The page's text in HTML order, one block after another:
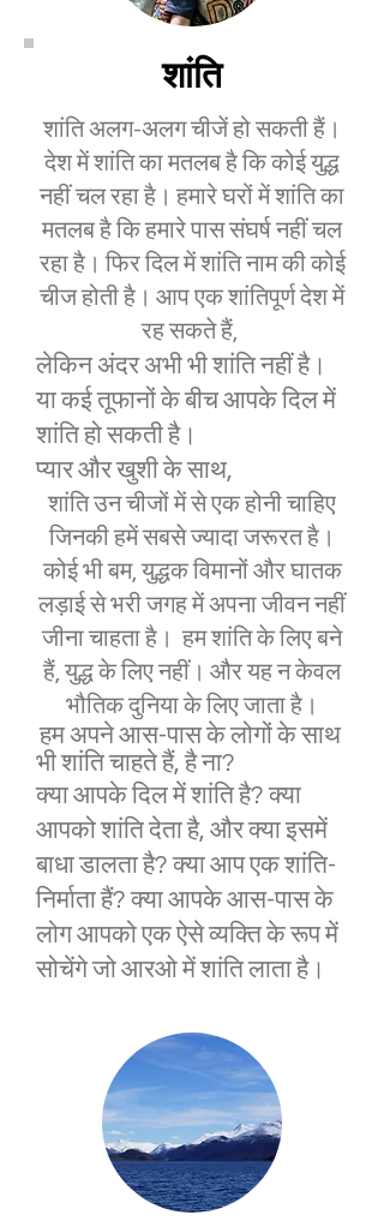
शांति
शांति अलग-अलग चीजें हो सकती हैं।
देश में शांति का मतलब है कि कोई युद्ध
नहीं चल रहा है। हमारे घरों में शांति का
मतलब है कि हमारे पास संघर्ष नहीं चल
रहा है। फिर दिल में शांति नाम की कोई
चीज होती है। आप एक शांतिपूर्ण देश में
रह सकते हैं,
लेकिन अंदर अभी भी शांति नहीं है।
या कई तूफानों के बीच आपके दिल में
शांति हो सकती है।
प्यार और खुशी के साथ,
शांति उन चीजों में से एक होनी चाहिए
जिनकी हमें सबसे ज्यादा जरूरत है।
कोई भी बम, युद्धक विमानों और घातक
लड़ाई से भरी जगह में अपना जीवन नहीं
जीना चाहता है। हम शांति के लिए बने
हैं, युद्ध के लिए नहीं। और यह न केवल
भौतिक दुनिया के लिए जाता है।
हम अपने आस-पास के लोगों के साथ
भी शांति चाहते हैं, है ना?
क्या आपके दिल में शांति है? क्या
आपको शांति देता है, और क्या इसमें
बाधा डालता है? क्या आप एक शांति-
निर्माता हैं? क्या आपके आस-पास के
लोग आपको एक ऐसे व्यक्ति के रूप में
सोचेंगे जो आरओ में शांति लाता है।